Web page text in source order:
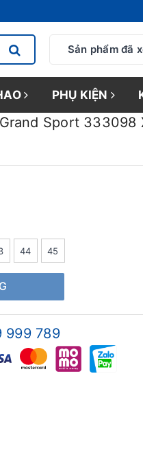
Sản phẩm đã
PHỤ KIỆN
Sport 333098
44 45
999 789